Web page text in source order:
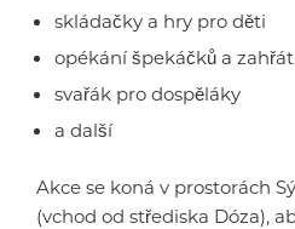
skládačky a hry pro děti
opékání špekáčků a
svařák pro dospěláky
a další
Akce se koná v prostorách
(vchod od střediska Dóza),